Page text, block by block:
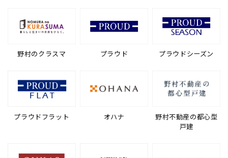
野村のクラスマ プラウド プラウドシーズン
プラウドフラット オハナ
野村不動産の都心型
戸建